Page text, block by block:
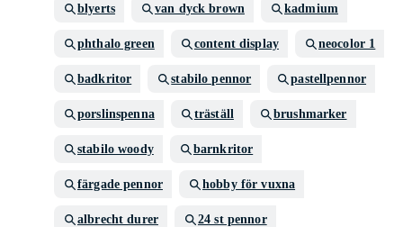
blyerts van dyck brown kadmium
phthalo green content display neocolor 1
badkritor stabilo pennor pastellpennor
porslinspenna träställ brushmarker
stabilo woody barnkritor
färgade pennor hobby för vuxna
albrecht durer 24 st pennor